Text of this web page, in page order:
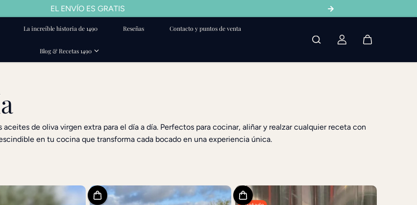
EL ENVÍO ES GRATIS
La increíble historia de 1490 Reseñas Contacto y puntos de venta
Blog & Recetas 1490
de oliva virgen extra para el día a día. Perfectos para cocinar, aliñar y realzar cualquier receta con
en tu cocina que transforma cada bocado en una experiencia única.